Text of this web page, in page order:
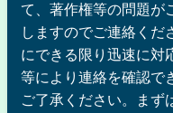
て、著作権等の問題が
しますのでご連絡くだ
にできる限り迅速に対
等により連絡を確認で
ご了承ください。まず